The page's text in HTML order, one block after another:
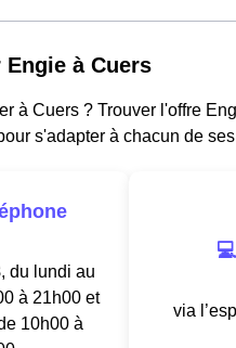
à Cuers
à Cuers ? Trouver l'offre
s'adapter à chacun de
, du lundi au
à 21h00 et
10h00 à
via